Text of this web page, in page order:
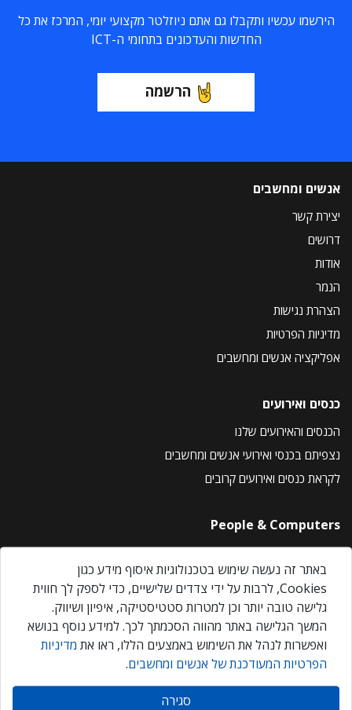
הירשמו עכשיו ותקבלו גם אתם ניוזלטר מקצועי יומי, המרכז את כל
החדשות והעדכונים בתחומי ה-ICT
הרשמה
אנשים ומחשבים
יצירת קשר
דרושים
אודות
הנמר
הצהרת נגישות
מדיניות הפרטיות
אפליקציה אנשים ומחשבים
כנסים ואירועים
הכנסים והאירועים שלנו
נצפיתם בכנסי ואירועי אנשים ומחשבים
לקראת כנסים ואירועים קרובים
People & Computers
About Us
Privacy Policy
Contact Us
Our Events
אנשים ומחשבים © 2026 – כל הזכויות שמורות
באתר זה נעשה שימוש בטכנולוגיות איסוף מידע כגון
Cookies, לרבות על ידי צדדים שלישיים, כדי לספק לך חווית
גלישה טובה יותר וכן למטרות סטטיסטיקה, איפיון ושיווק.
המשך הגלישה באתר מהווה הסכמתך לכך. למידע נוסף בנושא
ואפשרות לנהל את השימוש באמצעים הללו, ראו את מדיניות
הפרטיות המעודכנת של אנשים ומחשבים.
סגירה